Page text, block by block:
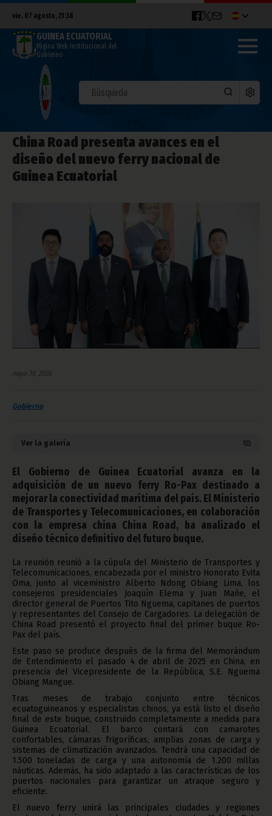
vie. 07 agosto, 21:38
GUINEA ECUATORIAL
Página Web Institucional del
Gobierno
China Road presenta avances en el
diseño del nuevo ferry nacional de
Guinea Ecuatorial
mayo 30, 2026
Gobierno
Ver la galería
El Gobierno de Guinea Ecuatorial avanza en la
adquisición de un nuevo ferry Ro-Pax destinado a
mejorar la conectividad marítima del país. El Ministerio
de Transportes y Telecomunicaciones, en colaboración
con la empresa china China Road, ha analizado el
diseño técnico definitivo del futuro buque.
La reunión reunió a la cúpula del Ministerio de Transportes y
Telecomunicaciones, encabezada por el ministro Honorato Evita
Oma, junto al viceministro Alberto Ndong Obiang Lima, los
consejeros presidenciales Joaquín Elema y Juan Mañe, el
director general de Puertos Tito Nguema, capitanes de puertos
y representantes del Consejo de Cargadores. La delegación de
China Road presentó el proyecto final del primer buque Ro-
Pax del país.
Este paso se produce después de la firma del Memorándum
de Entendimiento el pasado 4 de abril de 2025 en China, en
presencia del Vicepresidente de la República, S.E. Nguema
Obiang Mangue.
Tras meses de trabajo conjunto entre técnicos
ecuatoguineanos y especialistas chinos, ya está listo el diseño
final de este buque, construido completamente a medida para
Guinea Ecuatorial. El barco contará con camarotes
confortables, cámaras frigoríficas, amplias zonas de carga y
sistemas de climatización avanzados. Tendrá una capacidad de
1.500 toneladas de carga y una autonomía de 1.200 millas
náuticas. Además, ha sido adaptado a las características de los
puertos nacionales para garantizar un atraque seguro y
eficiente.
El nuevo ferry unirá las principales ciudades y regiones